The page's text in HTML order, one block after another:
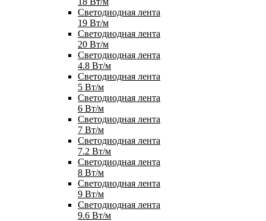
Светодиодная лента
19 Вт/м
Светодиодная лента
20 Вт/м
Светодиодная лента
4.8 Вт/м
Светодиодная лента
5 Вт/м
Светодиодная лента
6 Вт/м
Светодиодная лента
7 Вт/м
Светодиодная лента
7.2 Вт/м
Светодиодная лента
8 Вт/м
Светодиодная лента
9 Вт/м
Светодиодная лента
9.6 Вт/м